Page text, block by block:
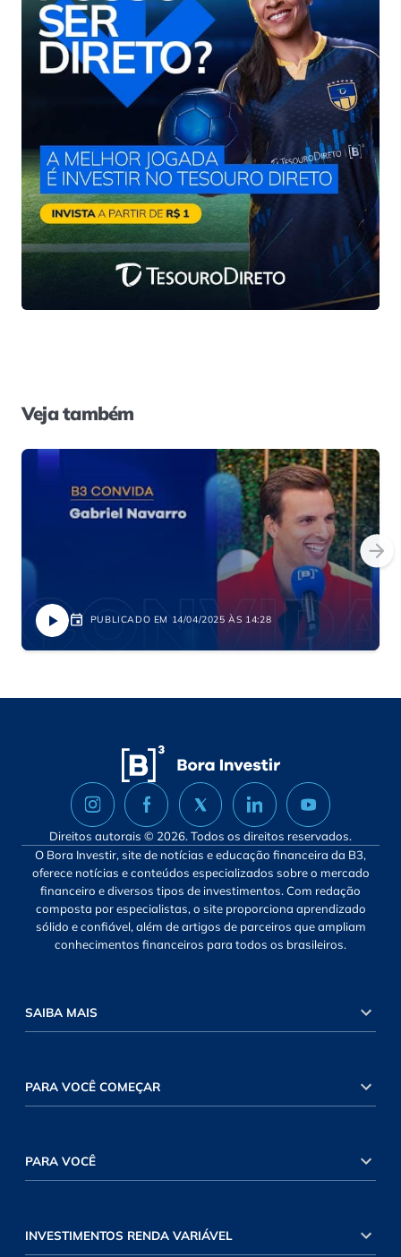
Veja também
PUBLICADO EM 14/04/2025 ÀS 14:28
Direitos autorais © 2026. Todos os direitos reservados.
O Bora Investir, site de notícias e educação financeira da B3,
oferece notícias e conteúdos especializados sobre o mercado
financeiro e diversos tipos de investimentos. Com redação
composta por especialistas, o site proporciona aprendizado
sólido e confiável, além de artigos de parceiros que ampliam
conhecimentos financeiros para todos os brasileiros.
SAIBA MAIS
PARA VOCÊ COMEÇAR
PARA VOCÊ
INVESTIMENTOS RENDA VARIÁVEL